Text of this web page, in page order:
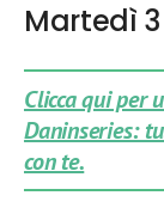
Martedì
Clicca qui per
Daninseries:
con te.